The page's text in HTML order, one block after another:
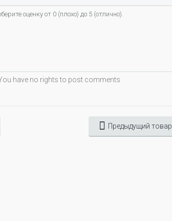
оценку от 0 (плохо) до 5 (отлично).
have no rights to post comments
Предыдущий товар